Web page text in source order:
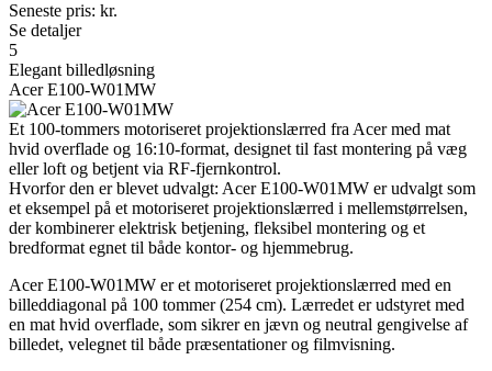
Seneste pris: kr.
Se detaljer
5
Elegant billedløsning
Acer E100-W01MW
Et 100-tommers motoriseret projektionslærred fra Acer med mat
hvid overflade og 16:10-format, designet til fast montering på væg
eller loft og betjent via RF-fjernkontrol.
Hvorfor den er blevet udvalgt: Acer E100-W01MW er udvalgt som
et eksempel på et motoriseret projektionslærred i mellemstørrelsen,
der kombinerer elektrisk betjening, fleksibel montering og et
bredformat egnet til både kontor- og hjemmebrug.
Acer E100-W01MW er et motoriseret projektionslærred med en
billeddiagonal på 100 tommer (254 cm). Lærredet er udstyret med
en mat hvid overflade, som sikrer en jævn og neutral gengivelse af
billedet, velegnet til både præsentationer og filmvisning.